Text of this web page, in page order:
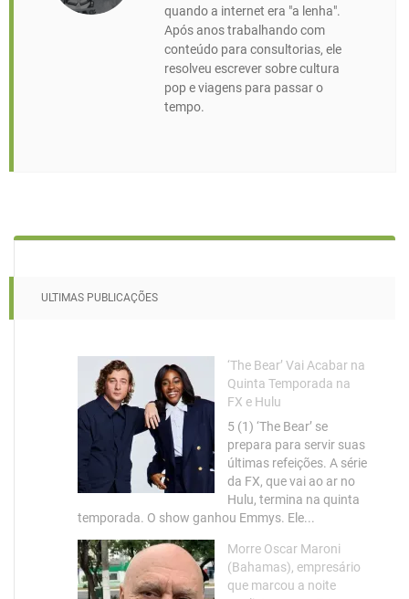
quando a internet era "a lenha".
Após anos trabalhando com
conteúdo para consultorias, ele
resolveu escrever sobre cultura
pop e viagens para passar o
tempo.
ULTIMAS PUBLICAÇÕES
‘The Bear’ Vai Acabar na
Quinta Temporada na
FX e Hulu
5 (1) ‘The Bear’ se
prepara para servir suas
últimas refeições. A série
da FX, que vai ao ar no
Hulu, termina na quinta
temporada. O show ganhou Emmys. Ele...
Morre Oscar Maroni
(Bahamas), empresário
que marcou a noite